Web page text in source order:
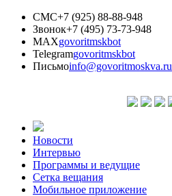
СМС+7 (925) 88-88-948
Звонок+7 (495) 73-73-948
MAXgovoritmskbot
Telegramgovoritmskbot
Письмоinfo@govoritmoskva.ru
Новости
Интервью
Программы и ведущие
Сетка вещания
Мобильное приложение